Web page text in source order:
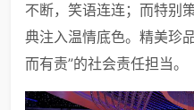
不断，笑语连连；而特别
典注入温情底色。精美珍
而有责”的社会责任担当。